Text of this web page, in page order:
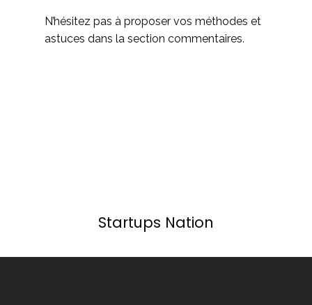
N’hésitez pas à proposer vos méthodes et
astuces dans la section commentaires.
Startups Nation